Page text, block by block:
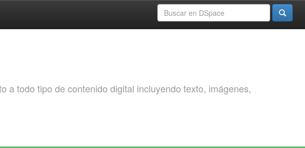
a todo tipo de contenido digital incluyendo texto, imágenes,